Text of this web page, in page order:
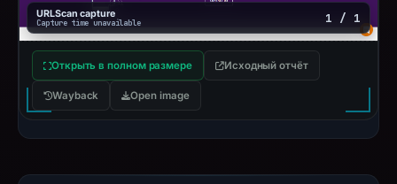
URLScan capture
Capture time unavailable 1 / 1
Открыть в полном размере Исходный отчёт
Wayback Open image